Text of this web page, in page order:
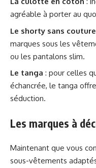
agréable à porter au
Le shorty sans
marques sous les
ou les pantalons slim.
Le tanga : pour celles
échancrée, le tanga
séduction.
Les marques à
Maintenant que vous
sous-vêtements